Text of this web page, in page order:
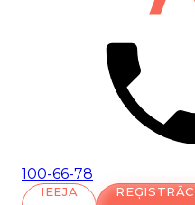
100-66-78
IEEJA